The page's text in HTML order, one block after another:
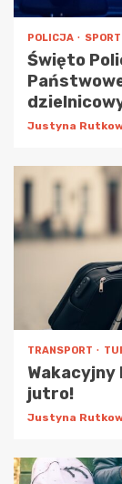
POLICJA SPORT
Święto
Justyna
TRANSPORT
jutro!
Justyna